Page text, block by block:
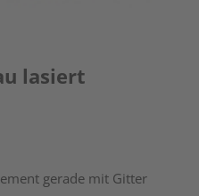
lasiert
gerade mit Gitter